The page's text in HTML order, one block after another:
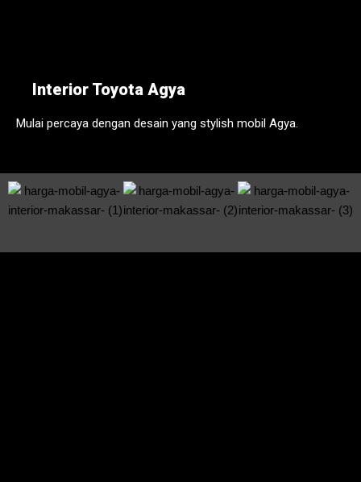
Interior Toyota Agya
Mulai percaya dengan desain yang stylish mobil Agya.